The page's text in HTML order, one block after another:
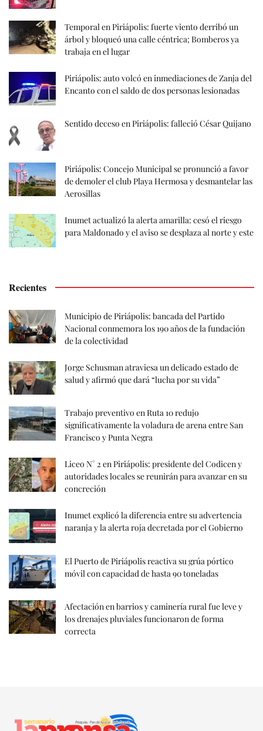
Temporal en Piriápolis: fuerte viento derribó un
árbol y bloqueó una calle céntrica; Bomberos ya
trabaja en el lugar
Piriápolis: auto volcó en inmediaciones de Zanja del
Encanto con el saldo de dos personas lesionadas
Sentido deceso en Piriápolis: falleció César Quijano
Piriápolis: Concejo Municipal se pronunció a favor
de demoler el club Playa Hermosa y desmantelar las
Aerosillas
Inumet actualizó la alerta amarilla: cesó el riesgo
para Maldonado y el aviso se desplaza al norte y este
Recientes
Municipio de Piriápolis: bancada del Partido
Nacional conmemora los 190 años de la fundación
de la colectividad
Jorge Schusman atraviesa un delicado estado de
salud y afirmó que dará “lucha por su vida”
Trabajo preventivo en Ruta 10 redujo
significativamente la voladura de arena entre San
Francisco y Punta Negra
Liceo N° 2 en Piriápolis: presidente del Codicen y
autoridades locales se reunirán para avanzar en su
concreción
Inumet explicó la diferencia entre su advertencia
naranja y la alerta roja decretada por el Gobierno
El Puerto de Piriápolis reactiva su grúa pórtico
móvil con capacidad de hasta 90 toneladas
Afectación en barrios y caminería rural fue leve y
los drenajes pluviales funcionaron de forma
correcta